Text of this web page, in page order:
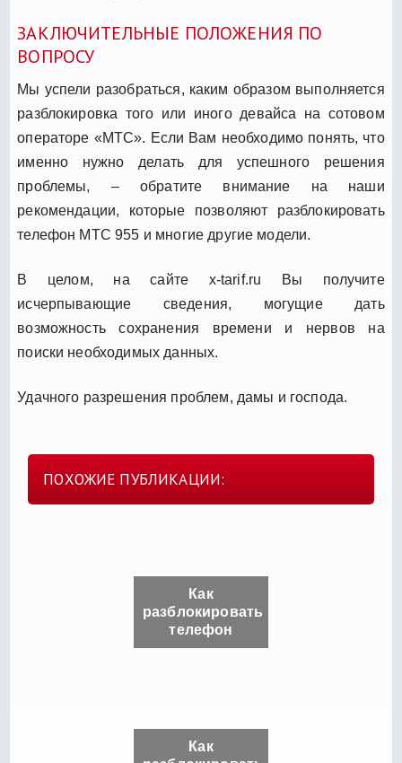
ЗАКЛЮЧИТЕЛЬНЫЕ ПОЛОЖЕНИЯ ПО
ВОПРОСУ
Мы успели разобраться, каким образом выполняется
разблокировка того или иного девайса на сотовом
операторе «МТС». Если Вам необходимо понять, что
именно нужно делать для успешного решения
проблемы, – обратите внимание на наши
рекомендации, которые позволяют разблокировать
телефон МТС 955 и многие другие модели.
В целом, на сайте x-tarif.ru Вы получите
исчерпывающие сведения, могущие дать
возможность сохранения времени и нервов на
поиски необходимых данных.
Удачного разрешения проблем, дамы и господа.
ПОХОЖИЕ ПУБЛИКАЦИИ:
Как
разблокировать
телефон
Как